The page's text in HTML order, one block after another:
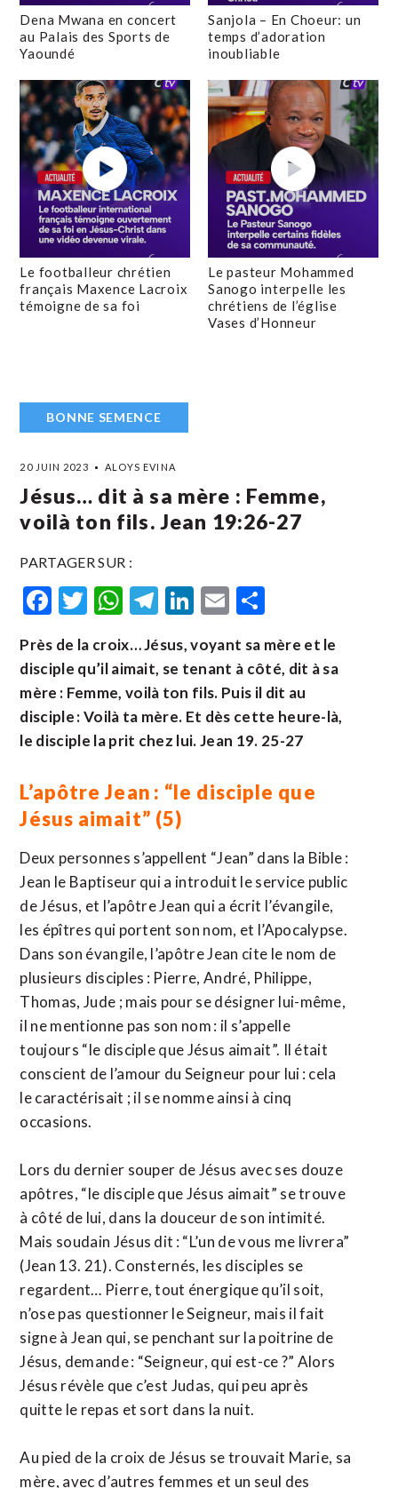
Dena Mwana en concert
au Palais des Sports de
Yaoundé
Sanjola – En Choeur: un
temps d’adoration
inoubliable
Le footballeur chrétien
français Maxence Lacroix
témoigne de sa foi
Le pasteur Mohammed
Sanogo interpelle les
chrétiens de l’église
Vases d’Honneur
BONNE SEMENCE
20 JUIN 2023 ALOYS EVINA
Jésus… dit à sa mère : Femme,
voilà ton fils. Jean 19:26-27
PARTAGER SUR :
Facebook
Twitter
WhatsApp
Telegram
LinkedIn
Email
Près de la croix… Jésus, voyant sa mère et le
disciple qu’il aimait, se tenant à côté, dit à sa
mère : Femme, voilà ton fils. Puis il dit au
disciple : Voilà ta mère. Et dès cette heure-là,
le disciple la prit chez lui. Jean 19. 25-27
L’apôtre Jean : “le disciple que
Jésus aimait” (5)
Deux personnes s’appellent “Jean” dans la Bible :
Jean le Baptiseur qui a introduit le service public
de Jésus, et l’apôtre Jean qui a écrit l’évangile,
les épîtres qui portent son nom, et l’Apocalypse.
Dans son évangile, l’apôtre Jean cite le nom de
plusieurs disciples : Pierre, André, Philippe,
Thomas, Jude ; mais pour se désigner lui-même,
il ne mentionne pas son nom : il s’appelle
toujours “le disciple que Jésus aimait”. Il était
conscient de l’amour du Seigneur pour lui : cela
le caractérisait ; il se nomme ainsi à cinq
occasions.
Lors du dernier souper de Jésus avec ses douze
apôtres, “le disciple que Jésus aimait” se trouve
à côté de lui, dans la douceur de son intimité.
Mais soudain Jésus dit : “L’un de vous me livrera”
(Jean 13. 21). Consternés, les disciples se
regardent… Pierre, tout énergique qu’il soit,
n’ose pas questionner le Seigneur, mais il fait
signe à Jean qui, se penchant sur la poitrine de
Jésus, demande : “Seigneur, qui est-ce ?” Alors
Jésus révèle que c’est Judas, qui peu après
quitte le repas et sort dans la nuit.
Au pied de la croix de Jésus se trouvait Marie, sa
mère, avec d’autres femmes et un seul des